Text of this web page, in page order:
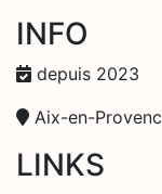
INFO
depuis 2023
Aix-en-
LINKS